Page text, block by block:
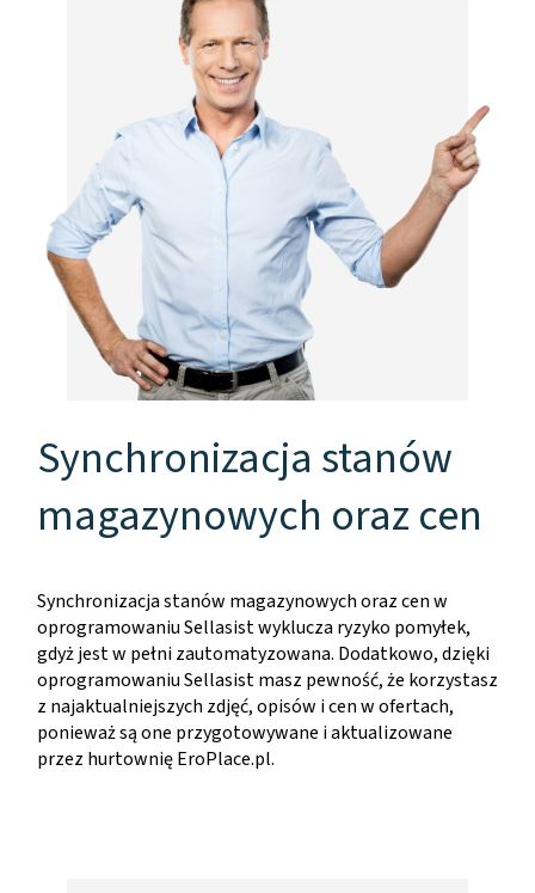
Synchronizacja stanów
magazynowych oraz cen
Synchronizacja stanów magazynowych oraz cen w
oprogramowaniu Sellasist wyklucza ryzyko pomyłek,
gdyż jest w pełni zautomatyzowana. Dodatkowo, dzięki
oprogramowaniu Sellasist masz pewność, że korzystasz
z najaktualniejszych zdjęć, opisów i cen w ofertach,
ponieważ są one przygotowywane i aktualizowane
przez hurtownię EroPlace.pl.